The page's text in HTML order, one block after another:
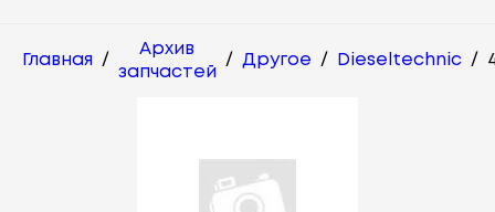
Главная /
Архив
запчастей
/ Другое / Dieseltechnic /